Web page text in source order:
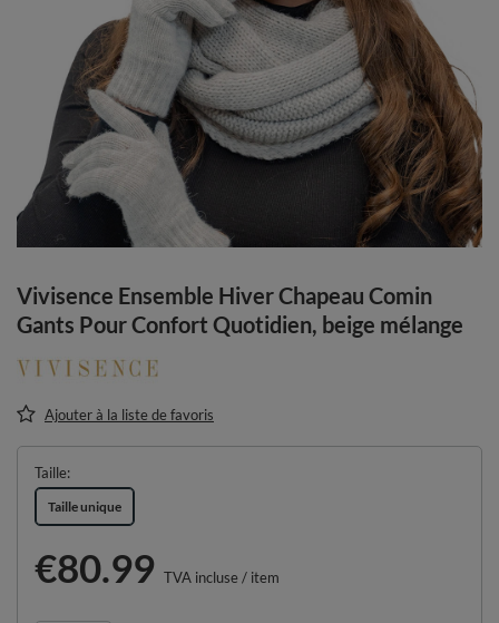
Vivisence Ensemble Hiver Chapeau Comin
Gants Pour Confort Quotidien, beige mélange
Ajouter à la liste de favoris
Taille
Taille unique
€80.99 TVA incluse/ item